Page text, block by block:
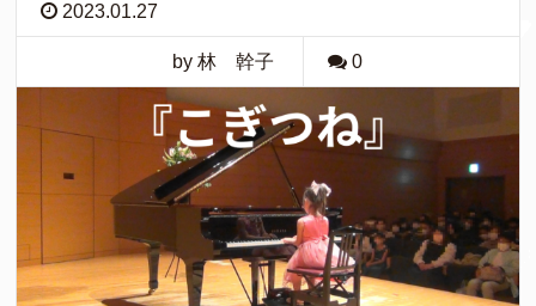
2023.01.27
by 林 幹子 0